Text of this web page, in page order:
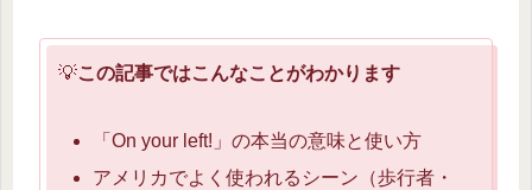
💡この記事ではこんなことがわかります
「On your left!」の本当の意味と使い方
アメリカでよく使われるシーン（歩行者・